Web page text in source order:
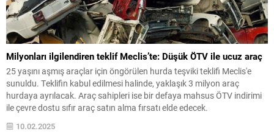
Milyonları ilgilendiren teklif Meclis’te: Düşük ÖTV ile ucuz araç
25 yaşını aşmış araçlar için öngörülen hurda teşviki teklifi Meclis'e
sunuldu. Teklifin kabul edilmesi halinde, yaklaşık 3 milyon araç
hurdaya ayrılacak. Araç sahipleri ise bir defaya mahsus ÖTV indirimi
ile çevre dostu sıfır araç satın alma fırsatı elde edecek.
10.02.2025